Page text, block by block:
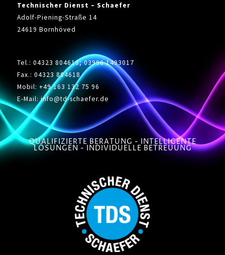
Technischer Dienst – Schaefer
Adolf-Piening-Straße 14
24619 Bornhöved
Tel.: 04323 804618; 03996 1493017
Fax.: 04323 804618
Mobil: +49 163 132 75 96
E-Mail: info@td-schaefer.de
QUALIFIZIERTE BERATUNG - INTELLIGENTE
LÖSUNGEN - INDIVIDUELLE BETREUUNG